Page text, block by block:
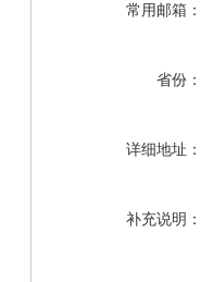
常用邮箱：
省份：
详细地址：
补充说明：